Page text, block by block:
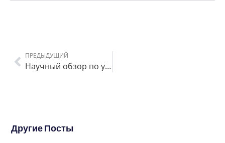
ПРЕДЫДУЩИЙ
Научный обзор по упаковке и срокам хранения кофейных продуктов
Другие Посты